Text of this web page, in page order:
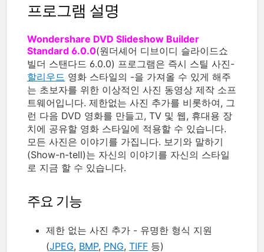
프로그램 설명
Wondershare DVD Slideshow Builder
Standard 6.0.0(원더셰어 디브이디 슬라이드쇼
빌더 스탠다드 6.0.0) 프로그램은 즉시 스틸 사진-
할리우드 영화 스타일의 -을 가져올 수 있게 해주
는 초보자를 위한 이상적인 사진 동영상 제작 소프
트웨어입니다. 제한없는 사진 추가를 비롯하여, 그
런 다음 DVD 영화를 만들고, TV 및 웹, 휴대용 장
치에 공유할 영화 스타일에 적용할 수 있습니다.
모든 사진은 이야기를 가집니다. 보기와 말하기
(Show-n-tell)는 자신의 이야기를 자신의 스타일
로 지금 할 수 있습니다.
주요 기능
제한 없는 사진 추가 - 유명한 형식 지원
(JPEG, BMP, PNG, TIFF 등)